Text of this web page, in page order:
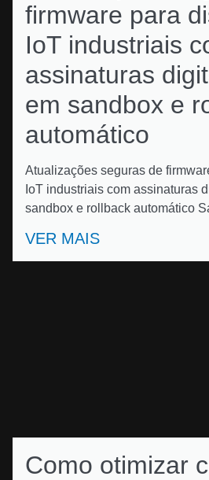
firmware para
IoT industriais
assinaturas
em sandbox e
automático
Atualizações seguras de
IoT industriais com assinaturas
sandbox e rollback automático
VER MAIS
Como otimizar